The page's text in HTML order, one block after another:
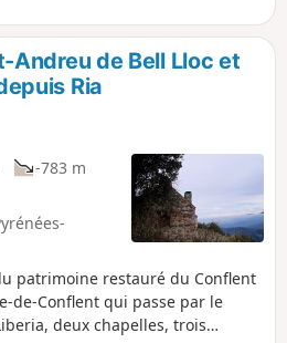
adaptées, à proximité du
une alternative aux
à prendre son véhicule.
Andreu de Bell Lloc et
Ria
-783 m
patrimoine restauré du Conflent
de-Conflent qui passe par le
deux chapelles, trois